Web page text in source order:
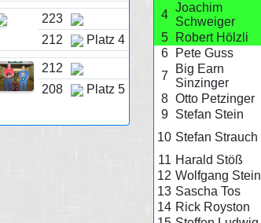
223
212 Platz 4
212
208 Platz 5
4
Joachim
Schweiger
5
Robert Hölzli
6
Pete Guss
7
Big Earn
Sinzinger
8 Otto Petzinger
9
Stefan Stein
10 Stefan Strauch
11 Harald Stöß
12 Wolfgang Stein
13 Sascha Tos
14 Rick Royston